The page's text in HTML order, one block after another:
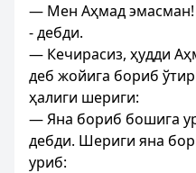
— Мен Аҳмад
- дебди.
— Кечирасиз, ҳудди
деб жойига бориб
ҳалиги шериги:
— Яна бориб бошига
дебди. Шериги яна
уриб: